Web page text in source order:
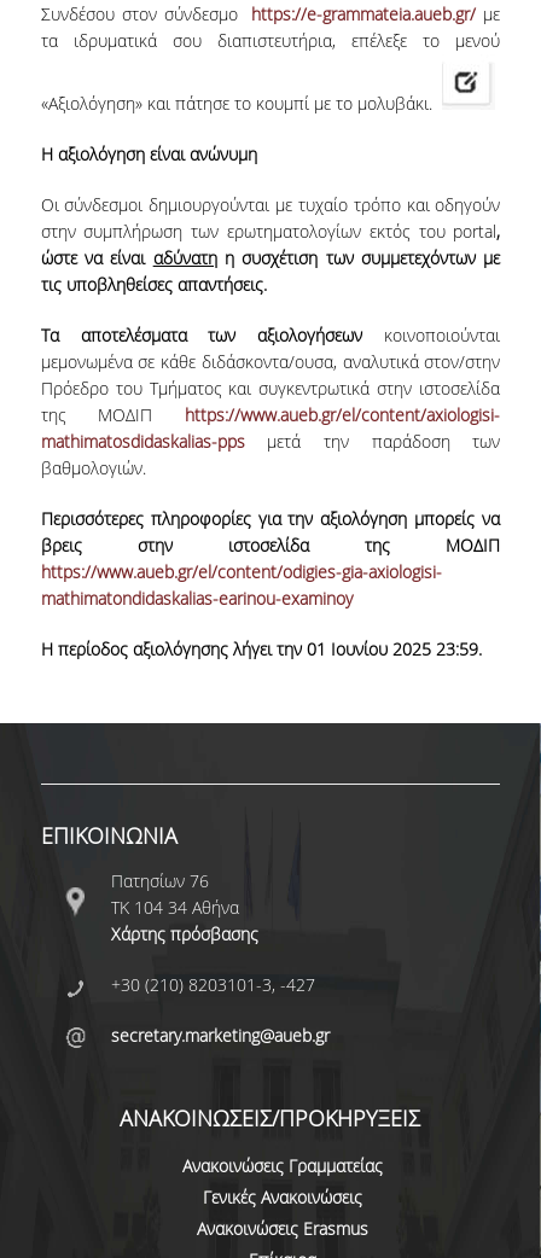
ΜΕΛΗ ΔΕΠ
ΕΠΙΣΤΗΜΟΝΙΚΟΙ ΣΥΝΕΡΓΑΤΕΣ
ΥΠΟΨΗΦΙΟΙ ΔΙΔΑΚΤΟΡΕΣ
ΔΙΟΙΚΗΤΙΚΟ ΠΡΟΣΩΠΙΚΟ
ΜΗΤΡΩΑ ΜΕΛΩΝ ΤΜΗΜΑΤΟΣ
ΕΤΟΥΣ '25-'26
ΠΡΟΠΤΥΧΙΑΚΕΣ ΣΠΟΥΔΕΣ
ΥΠΟΨΗΦΙΟΙ ΦΟΙΤΗΤΕΣ
ΑΝΑΛΥΤΙΚΗ ΠΑΡΟΥΣΙΑΣΗ ΜΑΘΗΜΑΤΩΝ
ΠΡΑΚΤΙΚΗ ΑΣΚΗΣΗ
ΠΡΟΓΡΑΜΜΑ ERASMUS+
ΑΠΑΛΛΑΓΗ ΑΠΟ ΜΑΘΗΜΑΤΑ ΞΕΝΗΣ ΓΛΩΣΣΑΣ
ΜΕΤΑΠΤΥΧΙΑΚΕΣ ΣΠΟΥΔΕΣ
ΠΛΗΡΟΥΣ ΦΟΙΤΗΣΗΣ
ΜΕΡΙΚΗΣ ΦΟΙΤΗΣΗΣ
ΔΙΔΑΚΤΟΡΙΚΟ ΠΡΟΓΡΑΜΜΑ
ΠΟΛΙΤΙΚΗ ΠΟΙΟΤΗΤΑΣ
ΔΕΔΟΜΕΝΑ ΠΟΙΟΤΗΤΑΣ
Συνδέσου στον σύνδεσμο https://e-grammateia.aueb.gr/με
τα ιδρυματικά σου διαπιστευτήρια, επέλεξε το μενού
«Αξιολόγηση» και πάτησε το κουμπί με το μολυβάκι.
Η αξιολόγηση είναι ανώνυμη
Οι σύνδεσμοι δημιουργούνται με τυχαίο τρόπο και οδηγούν
στην συμπλήρωση των ερωτηματολογίων εκτός του portal,
ώστε να είναι αδύνατηη συσχέτιση των συμμετεχόντων με
τις υποβληθείσες απαντήσεις.
Τα αποτελέσματα των αξιολογήσεων κοινοποιούνται
μεμονωμένα σε κάθε διδάσκοντα/ουσα, αναλυτικά στον/στην
Πρόεδρο του Τμήματος και συγκεντρωτικά στην ιστοσελίδα
της ΜΟΔΙΠ https://www.aueb.gr/el/content/axiologisi-
mathimatosdidaskalias-ppsμετά την παράδοση των
βαθμολογιών.
Περισσότερες πληροφορίες για την αξιολόγηση μπορείς να
βρεις στην ιστοσελίδα της ΜΟΔΙΠ
https://www.aueb.gr/el/content/odigies-gia-axiologisi-
mathimatondidaskalias-earinou-examinoy
Η περίοδος αξιολόγησης λήγει την 01 Ιουνίου 2025 23:59.
ΕΠΙΚΟΙΝΩΝΙΑ
Πατησίων 76
ΤΚ 104 34 Αθήνα
Χάρτης πρόσβασης
+30 (210) 8203101-3, -427
secretary.marketing@aueb.gr
ΑΝΑΚΟΙΝΩΣΕΙΣ/ΠΡΟΚΗΡΥΞΕΙΣ
Ανακοινώσεις Γραμματείας
Γενικές Ανακοινώσεις
Ανακοινώσεις Erasmus